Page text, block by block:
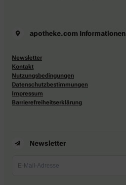
apotheke.com Informationen
Newsletter
Kontakt
Nutzungsbedingungen
Datenschutzbestimmungen
Impressum
Barrierefreiheitserklärung
Newsletter